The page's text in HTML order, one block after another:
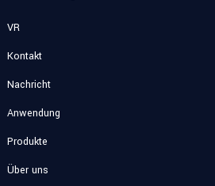
VR
Kontakt
Nachricht
Anwendung
Produkte
Über uns